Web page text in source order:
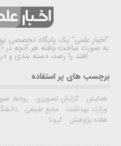
"اخبار علمی" یک پایگاه تخصصی
به صورت ساخت یافته هر آنچه در
افتد را رصد، دسته بندی و
برچسب های پر استفاده
همایش گزارش تصویری روابط
وزارت بهداشت
منابع طبیعی
هفته پژوهش
کرونا